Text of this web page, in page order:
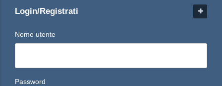
Login/Registrati
Nome utente
Password